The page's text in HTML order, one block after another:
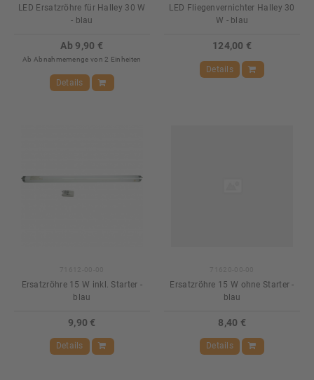
LED Ersatzröhre für Halley 30 W
- blau
Ab 9,90 €
Ab Abnahmemenge von 2 Einheiten
Details
LED Fliegenvernichter Halley 30
W - blau
124,00 €
Details
Ersatzröhre 15 W inkl. Starter -
blau
9,90 €
Details
Ersatzröhre 15 W ohne Starter -
blau
8,40 €
Details